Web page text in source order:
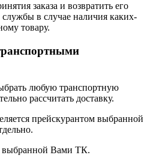
заказа и возвратить его
в случае наличия каких-
товару.
любую транспортную
рассчитать доставку.
прейскурантом выбранной
выбранной Вами ТК.